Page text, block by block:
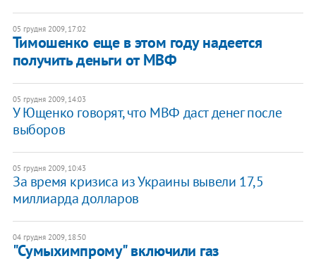
05 грудня 2009, 17:02
Тимошенко еще в этом году надеется
получить деньги от МВФ
05 грудня 2009, 14:03
У Ющенко говорят, что МВФ даст денег после
выборов
05 грудня 2009, 10:43
За время кризиса из Украины вывели 17,5
миллиарда долларов
04 грудня 2009, 18:50
"Сумыхимпрому" включили газ